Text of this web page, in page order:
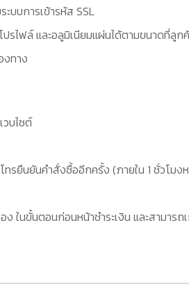
บบการเข้ารหัส SSL
รไฟล์ และอลูมิเนียมแผ่นได้ตามขนาดที่ลูก
งทาง
วบไซต์
ทรยืนยันคำสั่งซื้ออีกครั้ง (ภายใน 1 ชั่วโม
ในขั้นตอนก่อนหน้าชำระเงิน และสามารถ